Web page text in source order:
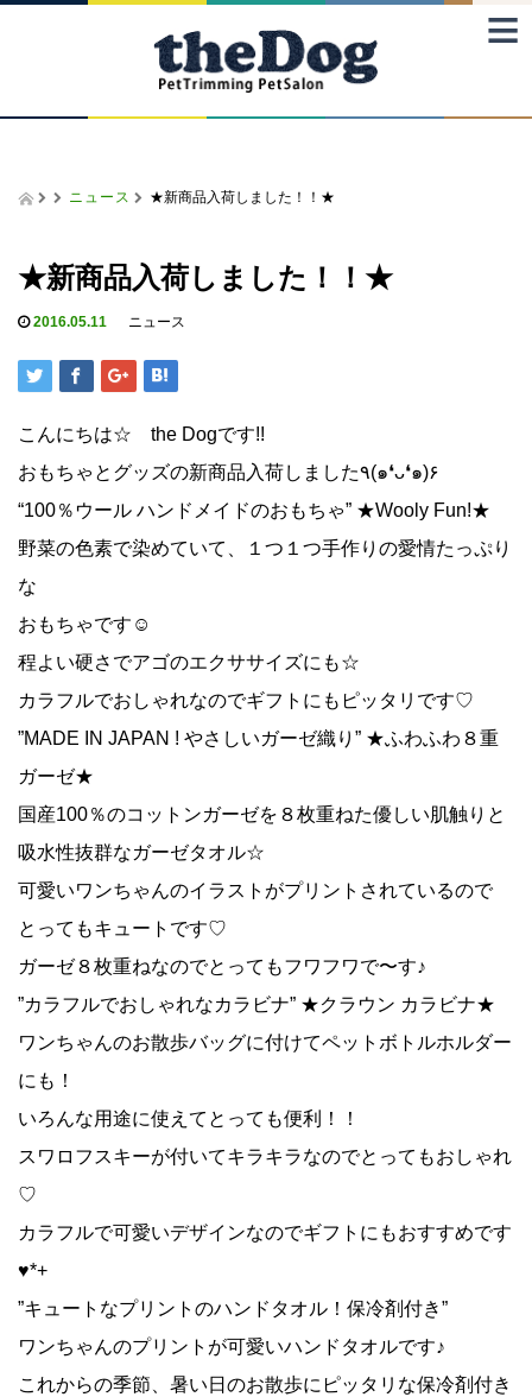
≡
ニュース ★新商品入荷しました！！★
★新商品入荷しました！！★
2016.05.11 ニュース
こんにちは☆ the Dogです!!
おもちゃとグッズの新商品入荷しました٩(๑❛ᴗ❛๑)۶
“100％ウール ハンドメイドのおもちゃ” ★Wooly Fun!★
野菜の色素で染めていて、１つ１つ手作りの愛情たっぷり
な
おもちゃです☺
程よい硬さでアゴのエクササイズにも☆
カラフルでおしゃれなのでギフトにもピッタリです♡
”MADE IN JAPAN ! やさしいガーゼ織り” ★ふわふわ８重
ガーゼ★
国産100％のコットンガーゼを８枚重ねた優しい肌触りと
吸水性抜群なガーゼタオル☆
可愛いワンちゃんのイラストがプリントされているので
とってもキュートです♡
ガーゼ８枚重ねなのでとってもフワフワで〜す♪
”カラフルでおしゃれなカラビナ” ★クラウン カラビナ★
ワンちゃんのお散歩バッグに付けてペットボトルホルダー
にも！
いろんな用途に使えてとっても便利！！
スワロフスキーが付いてキラキラなのでとってもおしゃれ
♡
カラフルで可愛いデザインなのでギフトにもおすすめです
♥*+
”キュートなプリントのハンドタオル！保冷剤付き”
ワンちゃんのプリントが可愛いハンドタオルです♪
これからの季節、暑い日のお散歩にピッタリな保冷剤付き